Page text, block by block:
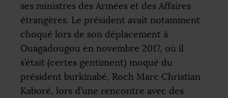
ses ministres des Armées et des Affaires
étrangères. Le président avait notamment
choqué lors de son déplacement à
Ouagadougou en novembre 2017, où il
s’était (certes gentiment) moqué du
président burkinabé, Roch Marc Christian
Kaboré, lors d’une rencontre avec des